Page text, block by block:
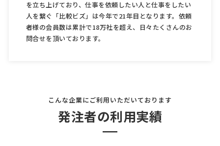
を立ち上げており、仕事を依頼したい人と仕事をしたい
人を繋ぐ「比較ビズ」は今年で21年目となります。依頼
者様の会員数は累計で18万社を超え、日々たくさんのお
問合せを頂いております。
こんな企業にご利用いただいております
発注者の利用実績